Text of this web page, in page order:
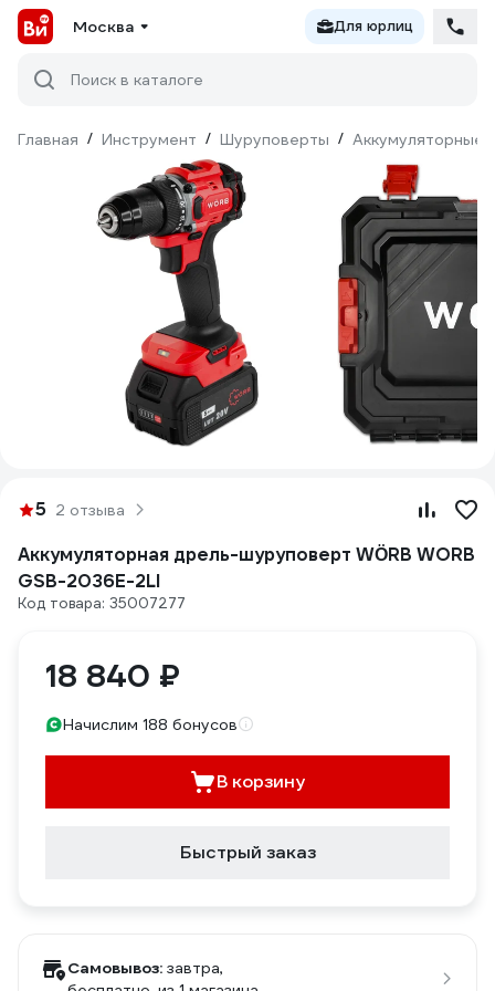
Москва Для юрлиц
Поиск в каталоге
Главная / Инструмент / Шуруповерты / Аккумуляторные
5 2 отзыва
Аккумуляторная дрель-шуруповерт WÖRB WORB
GSB-2036E-2LI
Код товара: 35007277
18 840 ₽
Начислим 188 бонусов
В корзину
Быстрый заказ
Самовывоз: завтра,